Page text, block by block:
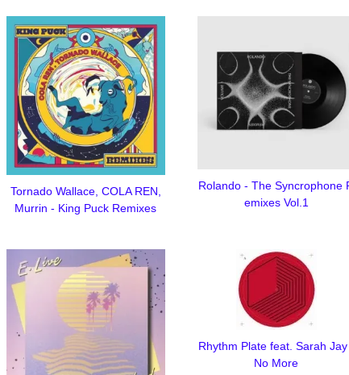
Tornado Wallace, COLA REN,
Murrin - King Puck Remixes
Rolando - The Syncrophone
emixes Vol.1
Rhythm Plate feat. Sarah Jay
No More